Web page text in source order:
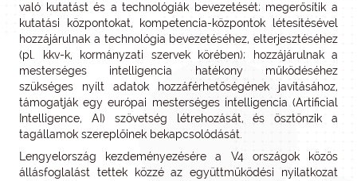
való kutatást és a technológiák bevezetését; megerősítik a
kutatási központokat, kompetencia-központok létesítésével
hozzájárulnak a technológia bevezetéséhez, elterjesztéséhez
(pl. kkv-k, kormányzati szervek körében); hozzájárulnak a
mesterséges intelligencia hatékony működéséhez
szükséges nyílt adatok hozzáférhetőségének javításához,
támogatják egy európai mesterséges intelligencia (Artificial
Intelligence, AI) szövetség létrehozását, és ösztönzik a
tagállamok szereplőinek bekapcsolódását.
Lengyelország kezdeményezésére a V4 országok közös
állásfoglalást tettek közzé az együttműködési nyilatkozat